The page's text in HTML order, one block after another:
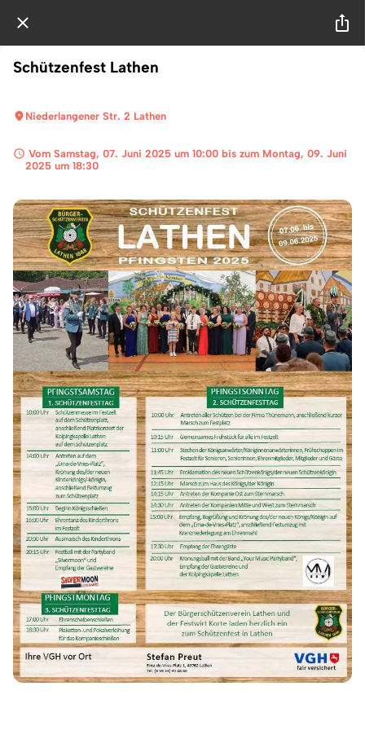
Schützenfest Lathen
Niederlangener Str. 2 Lathen
2025 um 18:30